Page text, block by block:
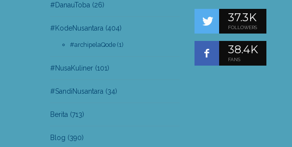
#DanauToba (26)
#KodeNusantara (404)
#archipelaQode (1)
#NusaKuliner (101)
#SandiNusantara (34)
Berita (713)
Blog (390)
37.3K
FOLLOWERS
38.4K
FANS